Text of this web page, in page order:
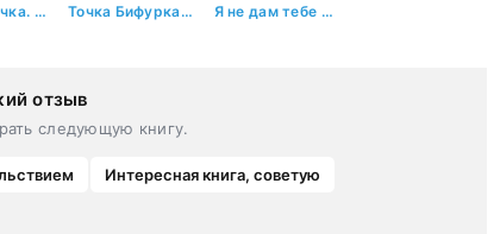
Развод. Точка. Нет Точка Бифуркации V Я не дам тебе развод
отзыв
следующую книгу.
Интересная книга, советую